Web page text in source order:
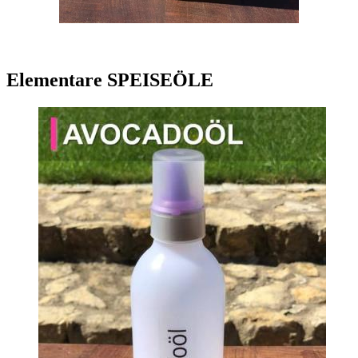
Elementare SPEISEÖLE